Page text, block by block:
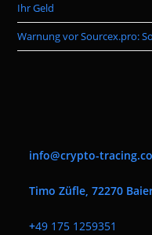
Ihr Geld
Warnung vor Sourcex.pro:
info@crypto-
Timo Züfle, 72270
+49 175 1259351